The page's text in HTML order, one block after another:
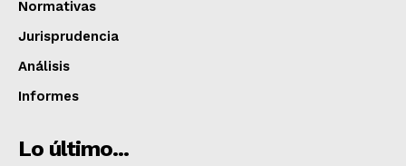
Normativas
Jurisprudencia
Análisis
Informes
Lo último...